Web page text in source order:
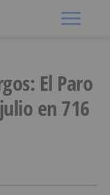
El Paro
en 716